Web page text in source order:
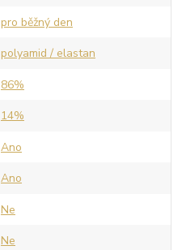
pro běžný den
polyamid / elastan
86%
14%
Ano
Ano
Ne
Ne